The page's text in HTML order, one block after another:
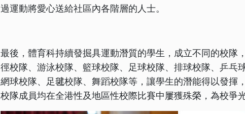
過運動將愛心送給社區內各階層的人士。
最後，體育科持續發掘具運動潛質的學生，成立不同的校隊
徑校隊、游泳校隊、籃球校隊、足球校隊、排球校隊、乒乓
網球校隊、足毽校隊、舞蹈校隊等，讓學生的潛能得以發揮
校隊成員均在全港性及地區性校際比賽中屢獲殊榮，為校爭光